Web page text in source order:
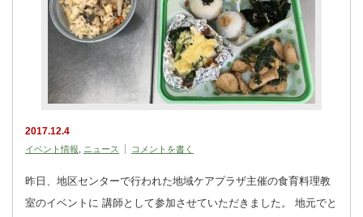
2017.12.4
イベント情報 ニュース コメントを書く
昨日、地区センターで行われた地域ケアプラザ主催の食育料理教
室のイベントに 講師として参加させていただきました。 地元でと